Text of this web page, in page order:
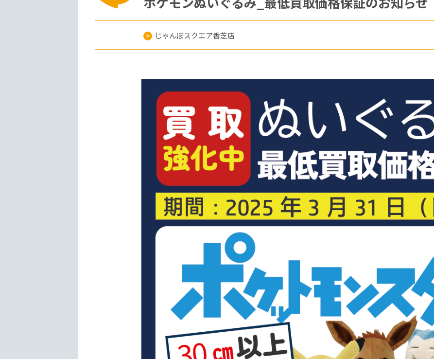
じゃんぼスクエア香芝店